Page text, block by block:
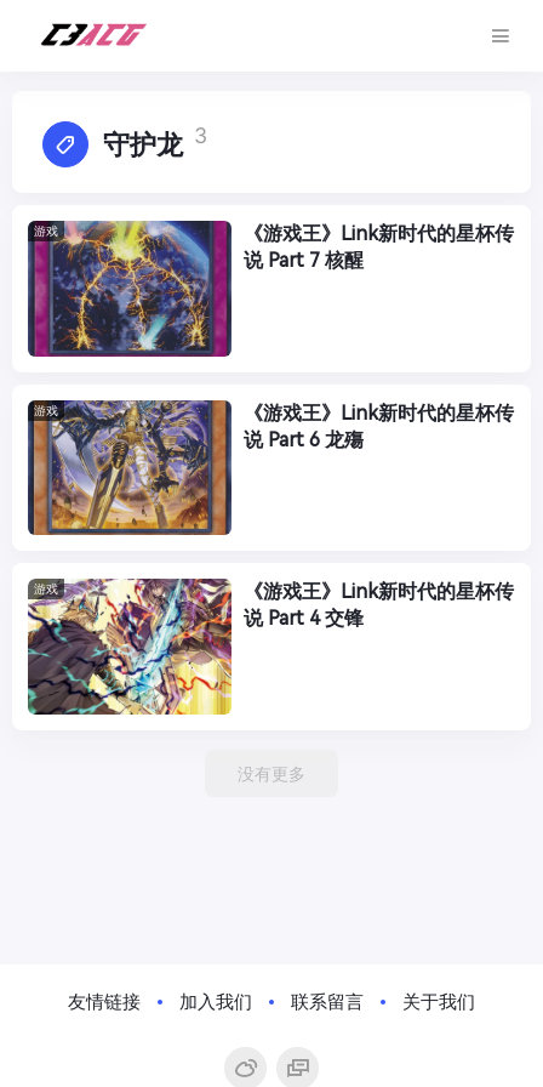
守护龙 3
游戏
《游戏王》Link新时代的星杯传
说 Part 7 核醒
游戏
《游戏王》Link新时代的星杯传
说 Part 6 龙殤
游戏
《游戏王》Link新时代的星杯传
说 Part 4 交锋
没有更多
友情链接 加入我们 联系留言 关于我们